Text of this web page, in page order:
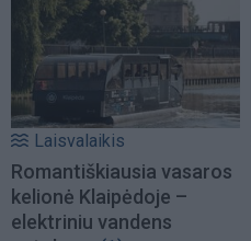
Laisvalaikis
Romantiškiausia vasaros
kelionė Klaipėdoje –
elektriniu vandens